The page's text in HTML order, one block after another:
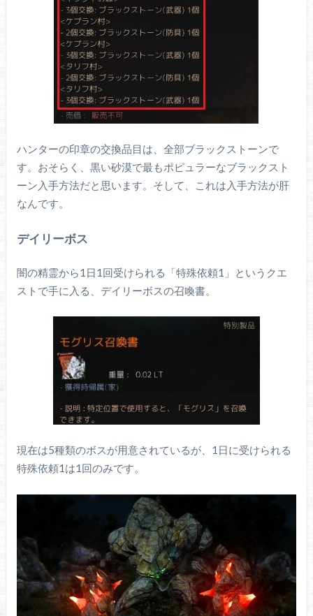
ハンターの印章の交換品目は、全部ブラックストーンで
す。おそらく、黒い砂漠で最もポピュラーなブラックスト
ーン入手方法だと思います。そして、これは入手方法が肝
なんです。
デイリーボス
闇の精霊から1日1回受けられる「特殊依頼1」というクエ
ストで手に入る、デイリーボスの召喚書。
現在は5種類のボスが用意されているが、1日に受けられる
特殊依頼1は1回のみです。